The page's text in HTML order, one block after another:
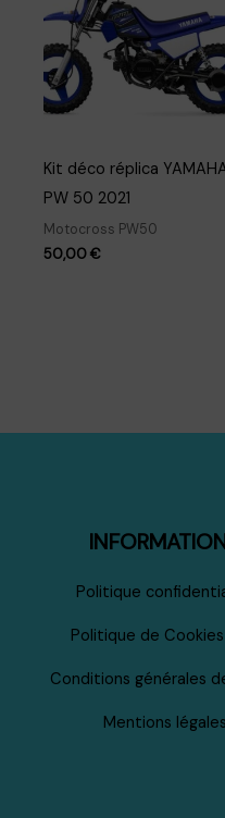
Kit déco réplica
PW 50 2021
Motocross PW50
50,00€
Politique
Politique de Cookies
Conditions générales
Mentions légales